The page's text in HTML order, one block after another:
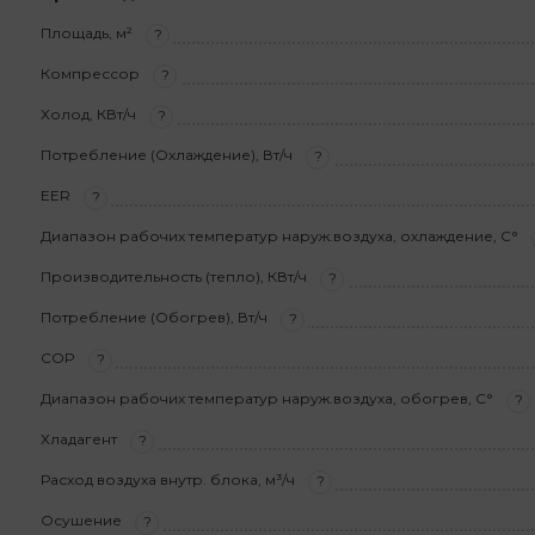
Площадь, м² ?
Компрессор ?
Холод, КВт/ч ?
Потребление (Охлаждение), Вт/ч ?
EER ?
Диапазон рабочих температур наруж.воздуха, охлаждение, С°
Производительность (тепло), КВт/ч ?
Потребление (Обогрев), Вт/ч ?
COP ?
Диапазон рабочих температур наруж.воздуха, обогрев, С° ?
Хладагент ?
Расход воздуха внутр. блока, м³/ч ?
Осушение ?